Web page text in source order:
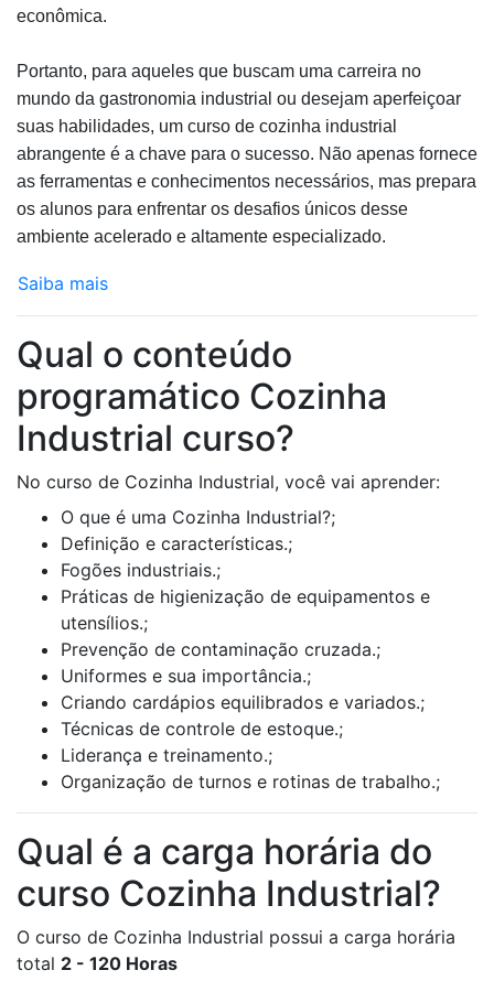
econômica.
Portanto, para aqueles que buscam uma carreira no
mundo da gastronomia industrial ou desejam aperfeiçoar
suas habilidades, um curso de cozinha industrial
abrangente é a chave para o sucesso. Não apenas fornece
as ferramentas e conhecimentos necessários, mas prepara
os alunos para enfrentar os desafios únicos desse
ambiente acelerado e altamente especializado.
Saiba mais
Qual o conteúdo
programático Cozinha
Industrial curso?
No curso de Cozinha Industrial, você vai aprender:
O que é uma Cozinha Industrial?;
Definição e características.;
Fogões industriais.;
Práticas de higienização de equipamentos e
utensílios.;
Prevenção de contaminação cruzada.;
Uniformes e sua importância.;
Criando cardápios equilibrados e variados.;
Técnicas de controle de estoque.;
Liderança e treinamento.;
Organização de turnos e rotinas de trabalho.;
Qual é a carga horária do
curso Cozinha Industrial?
O curso de Cozinha Industrial possui a carga horária
total 2 - 120 Horas